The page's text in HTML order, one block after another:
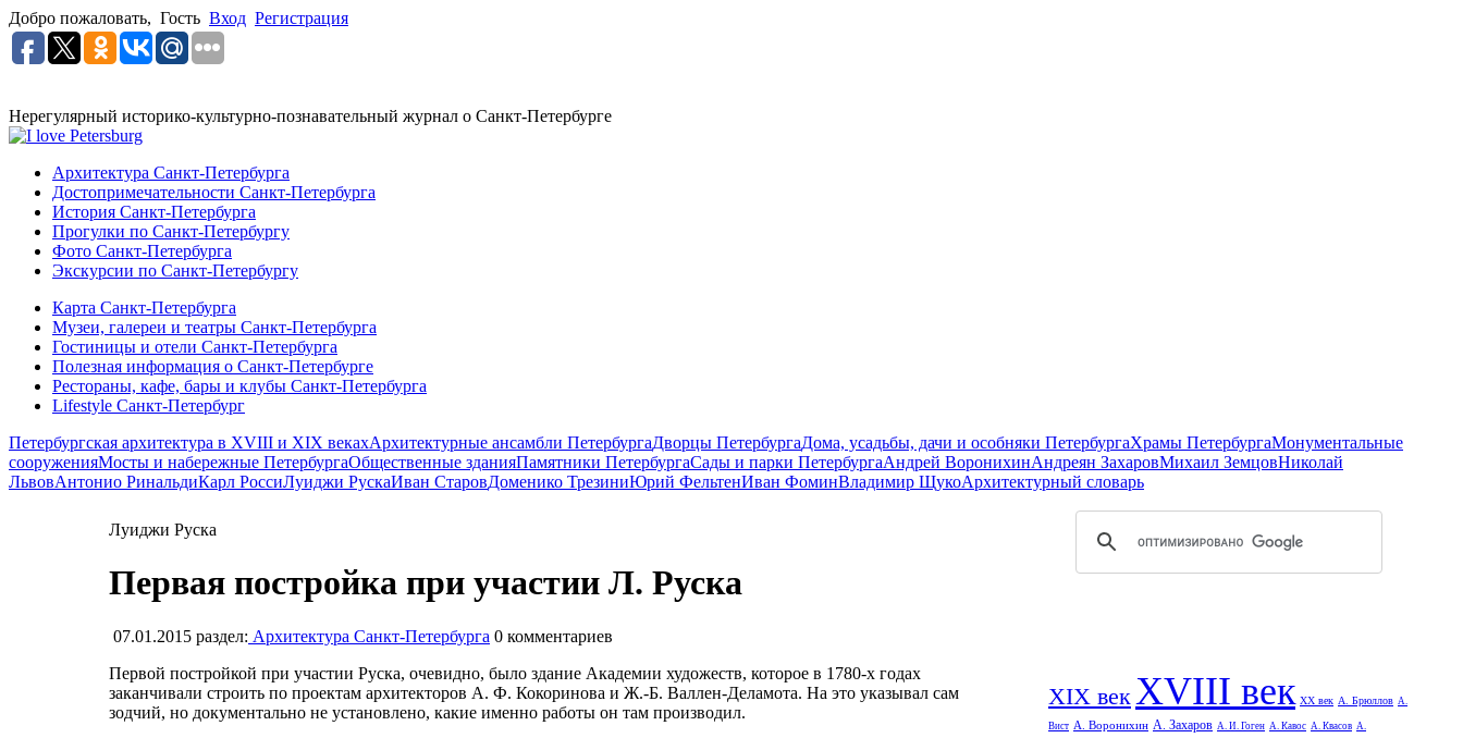
Добро пожаловать, Гость Вход Регистрация
Нерегулярный историко-культурно-познавательный журнал о Санкт-Петербурге
Архитектура Санкт-Петербурга
Достопримечательности Санкт-Петербурга
История Санкт-Петербурга
Прогулки по Санкт-Петербургу
Фото Санкт-Петербурга
Экскурсии по Санкт-Петербургу
Карта Санкт-Петербурга
Музеи, галереи и театры Санкт-Петербурга
Гостиницы и отели Санкт-Петербурга
Полезная информация о Санкт-Петербурге
Рестораны, кафе, бары и клубы Санкт-Петербурга
Lifestyle Санкт-Петербург
Петербургская архитектура в XVIII и XIX векахАрхитектурные ансамбли ПетербургаДворцы ПетербургаДома, усадьбы, дачи и особняки ПетербургаХрамы ПетербургаМонументальные
сооруженияМосты и набережные ПетербургаОбщественные зданияПамятники ПетербургаСады и парки ПетербургаАндрей ВоронихинАндреян ЗахаровМихаил ЗемцовНиколай
ЛьвовАнтонио РинальдиКарл РоссиЛуиджи РускаИван СтаровДоменико ТрезиниЮрий ФельтенИван ФоминВладимир ЩукоАрхитектурный словарь
Луиджи Руска
Первая постройка при участии Л. Руска
07.01.2015 раздел: Архитектура Санкт-Петербурга 0 комментариев
Первой постройкой при участии Руска, очевидно, было здание Академии художеств, которое в 1780-х годах
заканчивали строить по проектам архитекторов А. Ф. Кокоринова и Ж.-Б. Валлен-Деламота. На это указывал сам
зодчий, но документально не установлено, какие именно работы он там производил.
XIX векXVIII век XX век А. Брюллов А.
Вист А. Воронихин А. Захаров А. И. Гоген А. Кавос А. Квасов А.